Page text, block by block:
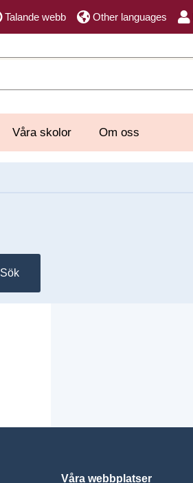
Talande webb Other languages
Våra skolor Om oss
Sök
Våra webbplatser